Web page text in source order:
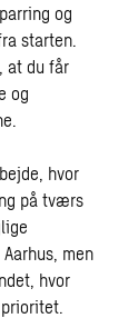
og
starten.
at du får
og
hvor
på tværs
men
hvor